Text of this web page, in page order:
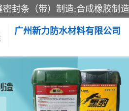
广州新力防水材料有限公司